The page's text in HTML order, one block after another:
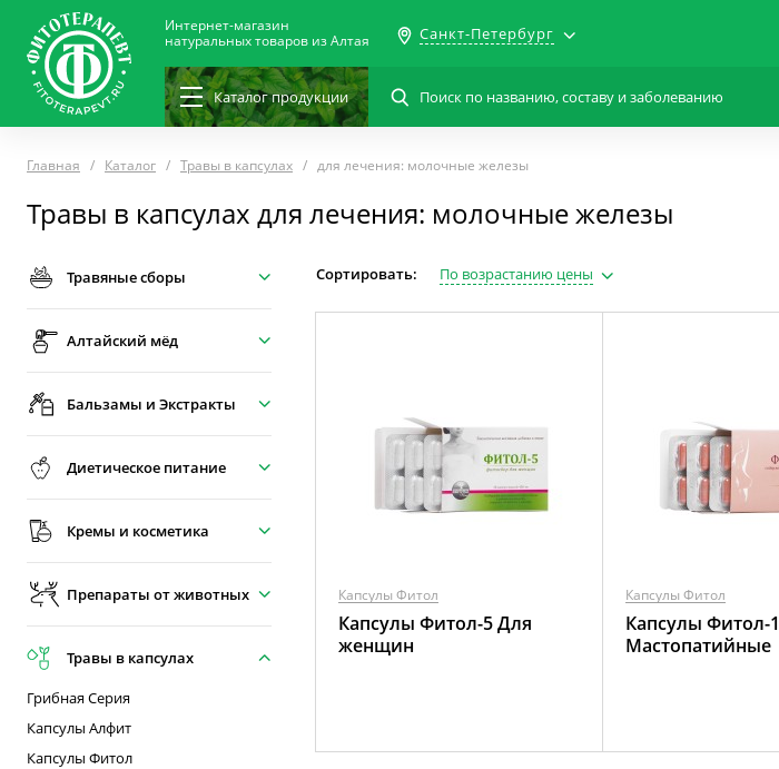
Интернет-магазин
натуральных товаров из Алтая
Санкт-Петербург
Каталогпродукции
Главная Каталог Травы в капсулах для лечения: молочные железы
Травы в капсулах для лечения: молочные железы
Травяные сборы
Алтайский мёд
Бальзамы и Экстракты
Диетическое питание
Кремы и косметика
Препараты от животных
Травы в капсулах
Грибная Серия
Капсулы Алфит
Капсулы Фитол
Сортировать: По возрастанию цены
Капсулы Фитол
Капсулы Фитол-5 Для
женщин
Капсулы Фитол
Капсулы Фитол-1
Мастопатийные